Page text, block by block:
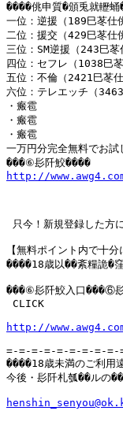
����佻申質�頒兎就轣
一位：逆援（189巳苳仕
二位：援交（429巳苳仕
三位：SM逆援（243巳
四位：セフレ（1038巳
五位：不倫（2421巳苳
六位：テレエッチ（
・瘢雹
・瘢雹
・瘢雹
一万円分完全無料でお試
http://
只今！新規登録した方
【無料ポイント内で十
����18歳以��紊糧詭�
���⑥髟阡鮫入口���⑥
CLICK
http://
=-=-=-=-=-=-=-=-
����18歳未満のご利用
今後・髟阡札瓠��ルの